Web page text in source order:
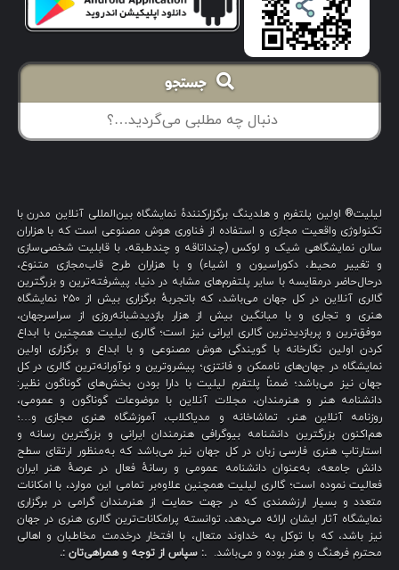
جستجو
لیلیت® اولین پلتفرم و هلدینگ برگزارکنندهٔ نمایشگاه بین‌المللی آنلاین مدرن با
تکنولوژی واقعیت مجازی و استفاده از فناوری هوش مصنوعی است که با هزاران
سالن نمایشگاهی شیک و لوکس (چنداتاقه و چندطبقه، با قابلیت شخصی‌سازی
و تغییر محیط، دکوراسیون و اشیاء) و با هزاران طرح قاب‌مجازی متنوع،
درحال‌حاضر درمقایسه با سایر پلتفرم‌های مشابه در دنیا، پیشرفته‌ترین و بزرگترین
گالری آنلاین در کل جهان می‌باشد، که باتجربهٔ برگزاری بیش از ۲۵۰ نمایشگاه
هنری و تجاری و با میانگین بیش از هزار بازدیدشبانه‌روزی از سراسرجهان،
موفق‌ترین و پربازدیدترین گالری ایرانی نیز است؛ گالری لیلیت همچنین با ابداع
کردن اولین نگارخانه با گویندگی هوش مصنوعی و با ابداع و برگزاری اولین
نمایشگاه در جهان‌های ناممکن و فانتزی؛ پیشروترین و نوآورانه‌ترین گالری در کل
جهان نیز می‌باشد؛ ضمناً پلتفرم لیلیت با دارا بودن بخش‌های گوناگون نظیر:
دانشنامه هنر و هنرمندان، مجلات آنلاین با موضوعات گوناگون و عمومی،
روزنامه آنلاین هنر، تماشاخانه و مدیاکلاب، آموزشگاه هنری مجازی و…؛
هم‌اکنون بزرگترین دانشنامه بیوگرافی هنرمندان ایرانی و بزرگترین رسانه و
استارتاپ هنری فارسی زبان در کل جهان نیز می‌باشد که به‌منظور ارتقای سطح
دانش جامعه، به‌عنوان دانشنامه عمومی و رسانهٔ فعال در عرصهٔ هنر ایران
فعالیت نموده است؛ گالری لیلیت همچنین علاوه‌بر تمامی این موارد، با امکانات
متعدد و بسیار ارزشمندی که در جهت حمایت از هنرمندان گرامی در برگزاری
نمایشگاه آثار ایشان ارائه می‌دهد، توانسته پرامکانات‌ترین گالری هنری در جهان
نیز باشد، که با توکل به خداوند متعال، با افتخار درخدمت مخاطبان و اهالی
محترم فرهنگ و هنر بوده و می‌باشد. .: سپاس از توجه و همراهی‌تان :.